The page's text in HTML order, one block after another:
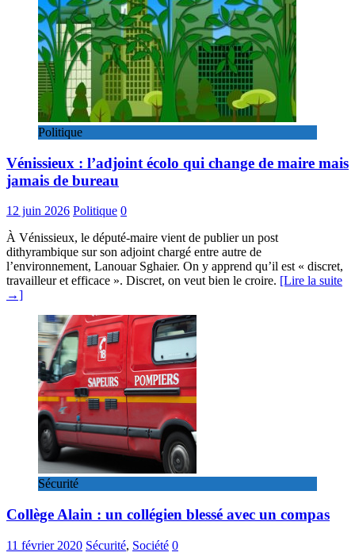
Politique
Vénissieux : l’adjoint écolo qui change de maire mais
jamais de bureau
12 juin 2026 Politique 0
À Vénissieux, le député-maire vient de publier un post
dithyrambique sur son adjoint chargé entre autre de
l’environnement, Lanouar Sghaier. On y apprend qu’il est « discret,
travailleur et efficace ». Discret, on veut bien le croire. [Lire la suite
→]
Sécurité
Collège Alain : un collégien blessé avec un compas
11 février 2020 Sécurité, Société 0